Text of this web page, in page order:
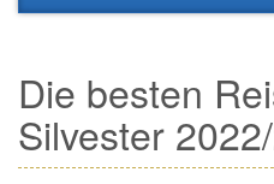
Die besten
Silvester